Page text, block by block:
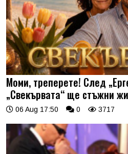
Моми, треперете! След
„Свекървата“ ще стъжни
06 Aug 17:50 0 3717